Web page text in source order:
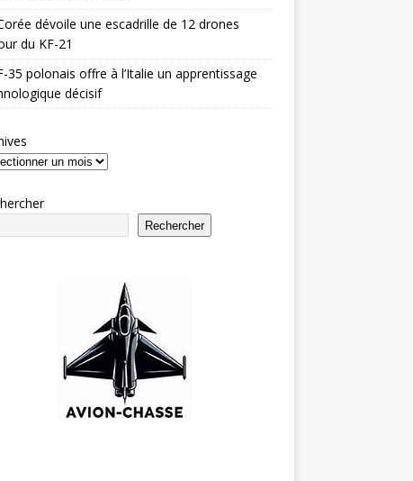
dévoile une escadrille de 12 drones
du KF-21
35 polonais offre à l’Italie un apprentissage
décisif
Rechercher